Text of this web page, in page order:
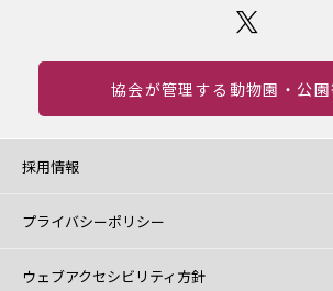
協会が管理する動物園・公
採用情報
プライバシーポリシー
ウェブアクセシビリティ方針